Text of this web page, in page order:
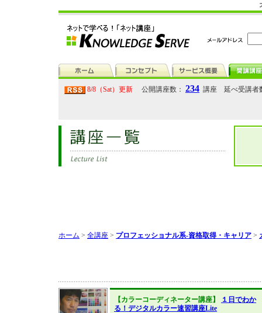
8/8（Sat）更新 公開講座数： 234 講座 延べ受講者
ホーム > 全講座 > プロフェッショナル系-資格取得・キャリア >
【カラーコーディネーター講座】
１日でわか
る！デジタルカラー速習講座Lite